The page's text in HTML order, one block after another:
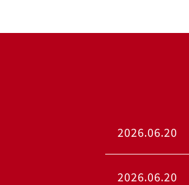
2026.06.20
2026.06.20